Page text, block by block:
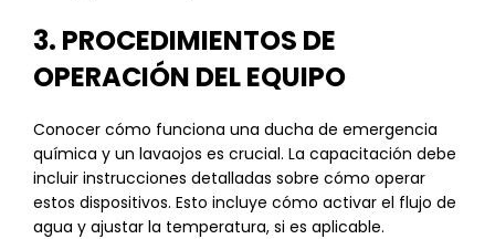
3. PROCEDIMIENTOS DE
OPERACIÓN DEL EQUIPO
Conocer cómo funciona una ducha de emergencia
química y un lavaojos es crucial. La capacitación debe
incluir instrucciones detalladas sobre cómo operar
estos dispositivos. Esto incluye cómo activar el flujo de
agua y ajustar la temperatura, si es aplicable.